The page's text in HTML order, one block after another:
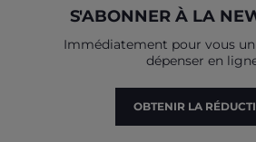
S'ABONNER À LA
Immédiatement pour vous un
dépenser en
OBTENIR LA